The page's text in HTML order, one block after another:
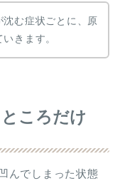
む症状ごとに、原
きます。
ころだけ
んでしまった状態